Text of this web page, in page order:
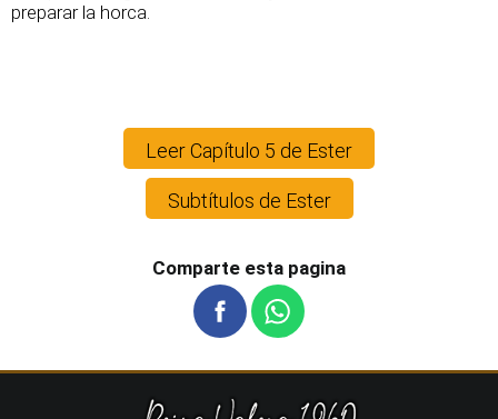
preparar la horca.
Leer Capítulo 5 de Ester
Subtítulos de Ester
Comparte esta pagina